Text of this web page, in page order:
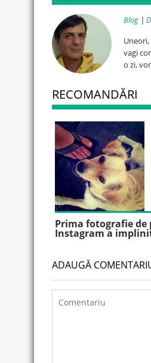
Blog |
vagi
o zi,
RECOMANDĂRI
Prima fotografie de
Instagram a
ADAUGĂ